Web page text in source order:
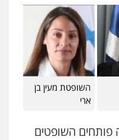
ליווי וייצוג בחקירות
השופטת מעין בן
ארי
פותחים השופטים